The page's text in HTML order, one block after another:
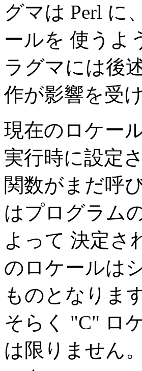
グマは Perl に
ールを 使うよ
ラグマには後
作が影響を受
現在のロケー
実行時に設定
関数がまだ呼
はプログラム
よって 決定さ
のロケールは
ものとなりま
そらく "C" ロ
は限りません